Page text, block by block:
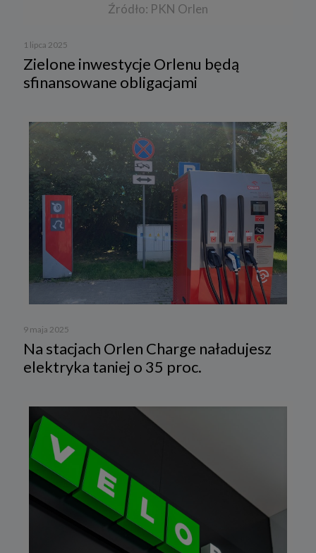
Źródło: PKN Orlen
1 lipca 2025
Zielone inwestycje Orlenu będą
sfinansowane obligacjami
9 maja 2025
Na stacjach Orlen Charge naładujesz
elektryka taniej o 35 proc.